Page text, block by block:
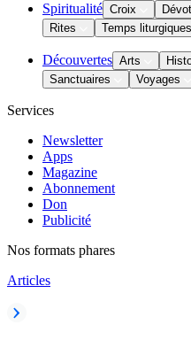
Spiritualité Croix
Rites
Temps liturgiques
Découvertes Arts
Sanctuaires
Voyages
Services
Newsletter
Apps
Magazine
Abonnement
Don
Publicité
Nos formats phares
Articles